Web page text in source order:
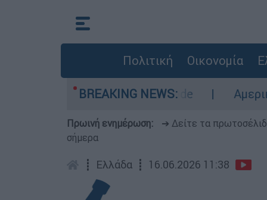
Πολιτική Οικονομία
BREAKING NEWS:
σε red code Αμερικανικός
Πρωινή ενημέρωση: ➔ Δείτε τα
σήμερα
┋ Ελλάδα ┋ 16.06.2026 11:38